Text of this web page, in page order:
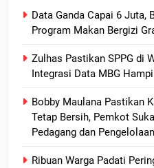
Data Ganda Capai 6 Juta,
Program Makan Bergizi
Zulhas Pastikan SPPG di
Integrasi Data MBG
Bobby Maulana Pastikan
Tetap Bersih, Pemkot
Pedagang dan
Ribuan Warga Padati